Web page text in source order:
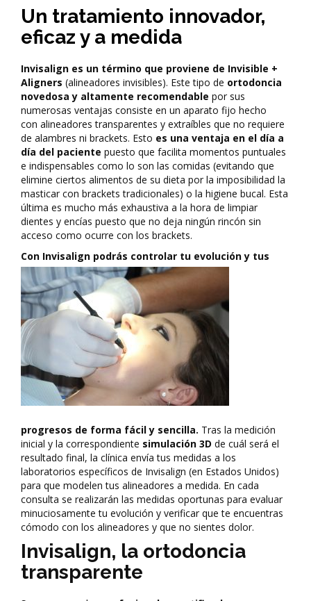
Un tratamiento innovador,
eficaz y a medida
Invisalign es un término que proviene de Invisible +
Aligners (alineadores invisibles). Este tipo de ortodoncia
novedosa y altamente recomendable por sus
numerosas ventajas consiste en un aparato fijo hecho
con alineadores transparentes y extraíbles que no requiere
de alambres ni brackets. Esto es una ventaja en el día a
día del paciente puesto que facilita momentos puntuales
e indispensables como lo son las comidas (evitando que
elimine ciertos alimentos de su dieta por la imposibilidad la
masticar con brackets tradicionales) o la higiene bucal. Esta
última es mucho más exhaustiva a la hora de limpiar
dientes y encías puesto que no deja ningún rincón sin
acceso como ocurre con los brackets.
Con Invisalign podrás controlar tu evolución y tus
progresos de forma fácil y sencilla. Tras la medición
inicial y la correspondiente simulación 3D de cuál será el
resultado final, la clínica envía tus medidas a los
laboratorios específicos de Invisalign (en Estados Unidos)
para que modelen tus alineadores a medida. En cada
consulta se realizarán las medidas oportunas para evaluar
minuciosamente tu evolución y verificar que te encuentras
cómodo con los alineadores y que no sientes dolor.
Invisalign, la ortodoncia
transparente